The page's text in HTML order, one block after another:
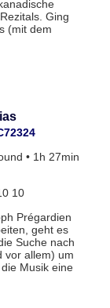
Ging
(mit dem
• 1h 27min
10
Prégardien
geht es
Suche nach
vor allem) um
Musik eine